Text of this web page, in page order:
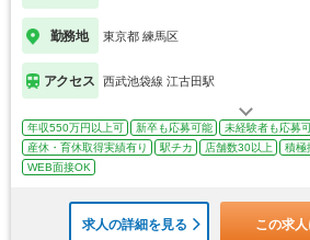
勤務地 東京都 練馬区
アクセス 西武池袋線 江古田駅
年収550万円以上可 新卒も応募可能 未経験者も応募
産休・育休取得実績有り
駅チカ 店舗数30以上 積極
WEB面接OK
求人の詳細を見る この求